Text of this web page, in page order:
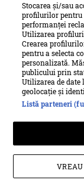
Politica de
Retete culinare
Pariază
Stocarea și/sau
profilurilor pentru
performanței
Utilizarea
Crearea
pentru a selecta
personalizată.
publicului prin
Utilizarea de date
geolocație și
Listă parteneri